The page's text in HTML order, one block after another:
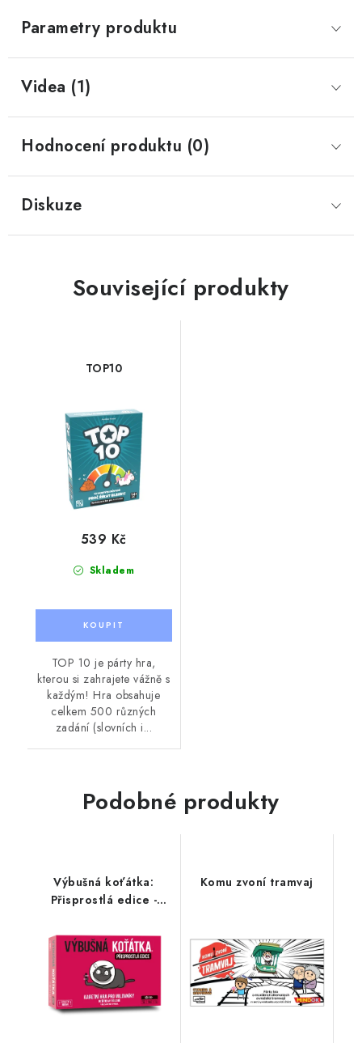
Parametry produktu
Videa (1)
Hodnocení produktu (0)
Diskuze
Související produkty
TOP10
Skladem
539 Kč
TOP 10 je párty hra,
kterou si zahrajete vážně s
každým! Hra obsahuje
celkem 500 různých
zadání (slovních i...
Podobné produkty
Výbušná koťátka:
Přisprostlá edice -
Komu zvoní tramvaj